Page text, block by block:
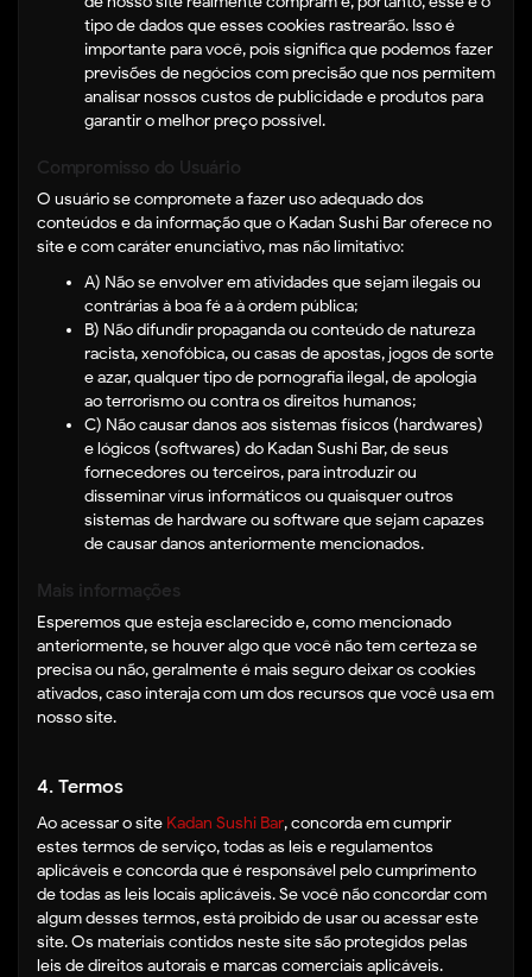
tipo de dados que esses cookies rastrearão. Isso é
importante para você, pois significa que podemos fazer
previsões de negócios com precisão que nos permitem
analisar nossos custos de publicidade e produtos para
garantir o melhor preço possível.
Compromisso do Usuário
O usuário se compromete a fazer uso adequado dos
conteúdos e da informação que o Kadan Sushi Bar oferece no
site e com caráter enunciativo, mas não limitativo:
A) Não se envolver em atividades que sejam ilegais ou
contrárias à boa fé a à ordem pública;
B) Não difundir propaganda ou conteúdo de natureza
racista, xenofóbica, ou casas de apostas, jogos de sorte
e azar, qualquer tipo de pornografia ilegal, de apologia
ao terrorismo ou contra os direitos humanos;
C) Não causar danos aos sistemas físicos (hardwares)
e lógicos (softwares) do Kadan Sushi Bar, de seus
fornecedores ou terceiros, para introduzir ou
disseminar vírus informáticos ou quaisquer outros
sistemas de hardware ou software que sejam capazes
de causar danos anteriormente mencionados.
Mais informações
Esperemos que esteja esclarecido e, como mencionado
anteriormente, se houver algo que você não tem certeza se
precisa ou não, geralmente é mais seguro deixar os cookies
ativados, caso interaja com um dos recursos que você usa em
nosso site.
4. Termos
Ao acessar o site Kadan Sushi Bar, concorda em cumprir
estes termos de serviço, todas as leis e regulamentos
aplicáveis ​​e concorda que é responsável pelo cumprimento
de todas as leis locais aplicáveis. Se você não concordar com
algum desses termos, está proibido de usar ou acessar este
site. Os materiais contidos neste site são protegidos pelas
leis de direitos autorais e marcas comerciais aplicáveis.